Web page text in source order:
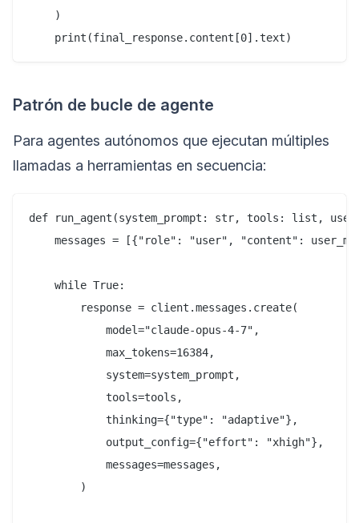
    )
Patrón de bucle de agente
Para agentes autónomos que ejecutan múltiples
llamadas a herramientas en secuencia:
def run_agent(system_prompt: str, tools: list,
messages = [{"role": "user", "content":
    while True:
        response = client.messages.create(
            model="claude-opus-4-7",
            max_tokens=16384,
            system=system_prompt,
            tools=tools,
            thinking={"type": "adaptive"},
            output_config={"effort": "xhigh"},
            messages=messages,
        )